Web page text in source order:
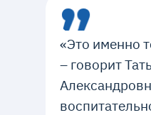
«Это именно
– говорит